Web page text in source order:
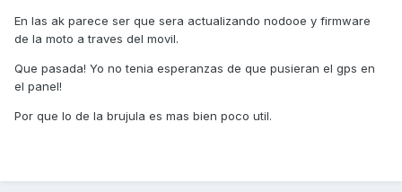
En las ak parece ser que sera actualizando nodooe y firmware
de la moto a traves del movil.
Que pasada! Yo no tenia esperanzas de que pusieran el gps en
el panel!
Por que lo de la brujula es mas bien poco util.